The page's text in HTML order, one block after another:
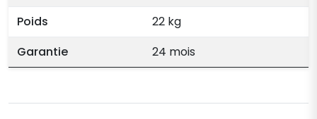
Poids
22 kg
Garantie
24 mois